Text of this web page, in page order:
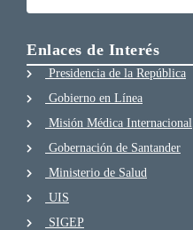
Enlaces de Interés
Presidencia de la República
Gobierno en Línea
Misión Médica Internacional
Gobernación de Santander
Ministerio de Salud
UIS
SIGEP